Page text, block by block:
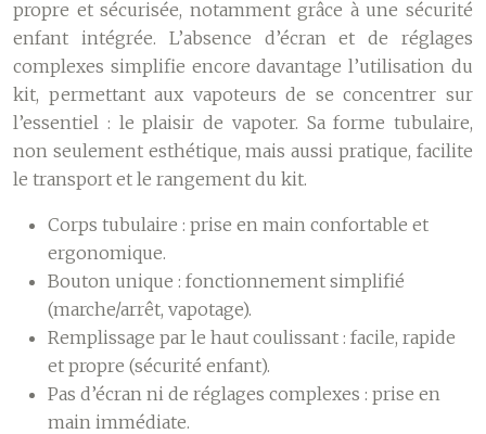
propre et sécurisée, notamment grâce à une sécurité
enfant intégrée. L’absence d’écran et de réglages
complexes simplifie encore davantage l’utilisation du
kit, permettant aux vapoteurs de se concentrer sur
l’essentiel : le plaisir de vapoter. Sa forme tubulaire,
non seulement esthétique, mais aussi pratique, facilite
le transport et le rangement du kit.
Corps tubulaire : prise en main confortable et
ergonomique.
Bouton unique : fonctionnement simplifié
(marche/arrêt, vapotage).
Remplissage par le haut coulissant : facile, rapide
et propre (sécurité enfant).
Pas d’écran ni de réglages complexes : prise en
main immédiate.